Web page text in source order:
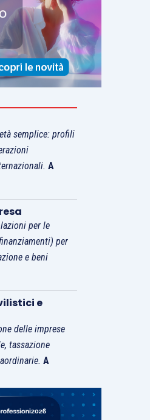
semplice: profili
A
per le
per
e beni
e
delle imprese
tassazione
A